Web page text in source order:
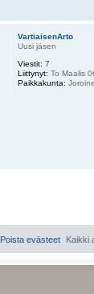
VartiaisenArto
Uusi jäsen
Viestit: 7
Liittynyt: To Maalis
Paikkakunta:
Kaikki
Poista evästeet